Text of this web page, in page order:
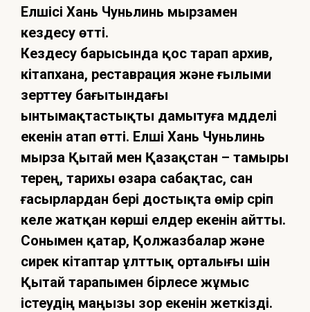
Елшісі Хань Чуньлинь мырзамен
кездесу өтті.
Кездесу барысында қос тарап архив,
кітапхана, реставрация және ғылыми
зерттеу бағытындағы
ынтымақтастықты дамытуға мүдделі
екенін атап өтті. Елші Хань Чуньлинь
мырза Қытай мен Қазақстан – тамыры
терең, тарихы өзара сабақтас, сан
ғасырлардан бері достықта өмір сүріп
келе жатқан көрші елдер екенін айтты.
Сонымен қатар, Қолжазбалар және
сирек кітаптар ұлттық орталығы үшін
Қытай тарапымен бірлесе жұмыс
істеудің маңызы зор екенін жеткізді.